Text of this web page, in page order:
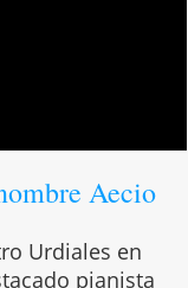
Aecio
Urdiales en
pianista